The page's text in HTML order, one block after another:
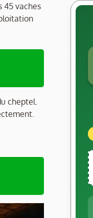
45 vaches
cheptel.